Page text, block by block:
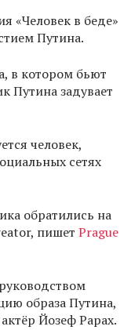
«Человек в беде»
Путина.
в котором бьют
Путина задувает
человек,
сетях
обратились на
пишет Prague
образа Путина,
Йозеф Рарах.